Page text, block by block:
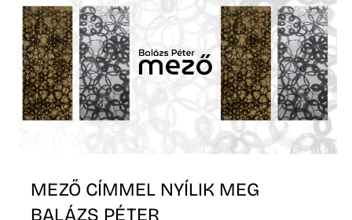
MEZŐ CÍMMEL NYÍLIK MEG
BALÁZS PÉTER